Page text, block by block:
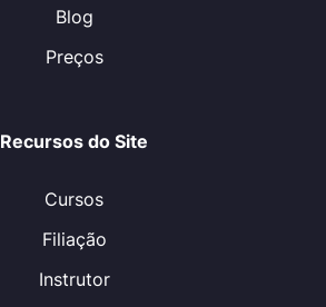
Blog
Preços
Recursos do Site
Cursos
Filiação
Instrutor